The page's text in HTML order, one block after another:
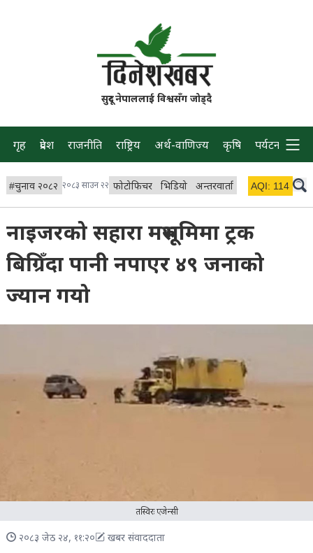
सुदूर नेपाललाई विश्वसँग जोड्दै
गृह प्रदेश राजनीति राष्ट्रिय अर्थ-वाणिज्य कृषि पर्यटन प्रवास
#चुनाव २०८२ २०८३ साउन २२ फोटोफिचर भिडियो अन्तरवार्ता विचार/ब्लग
AQI: 114
नाइजरको सहारा मरुभूमिमा ट्रक
बिग्रिँदा पानी नपाएर ४९ जनाको
ज्यान गयो
तस्विरः एजेन्सी
२०८३ जेठ २४, ११:२० खबर संवाददाता